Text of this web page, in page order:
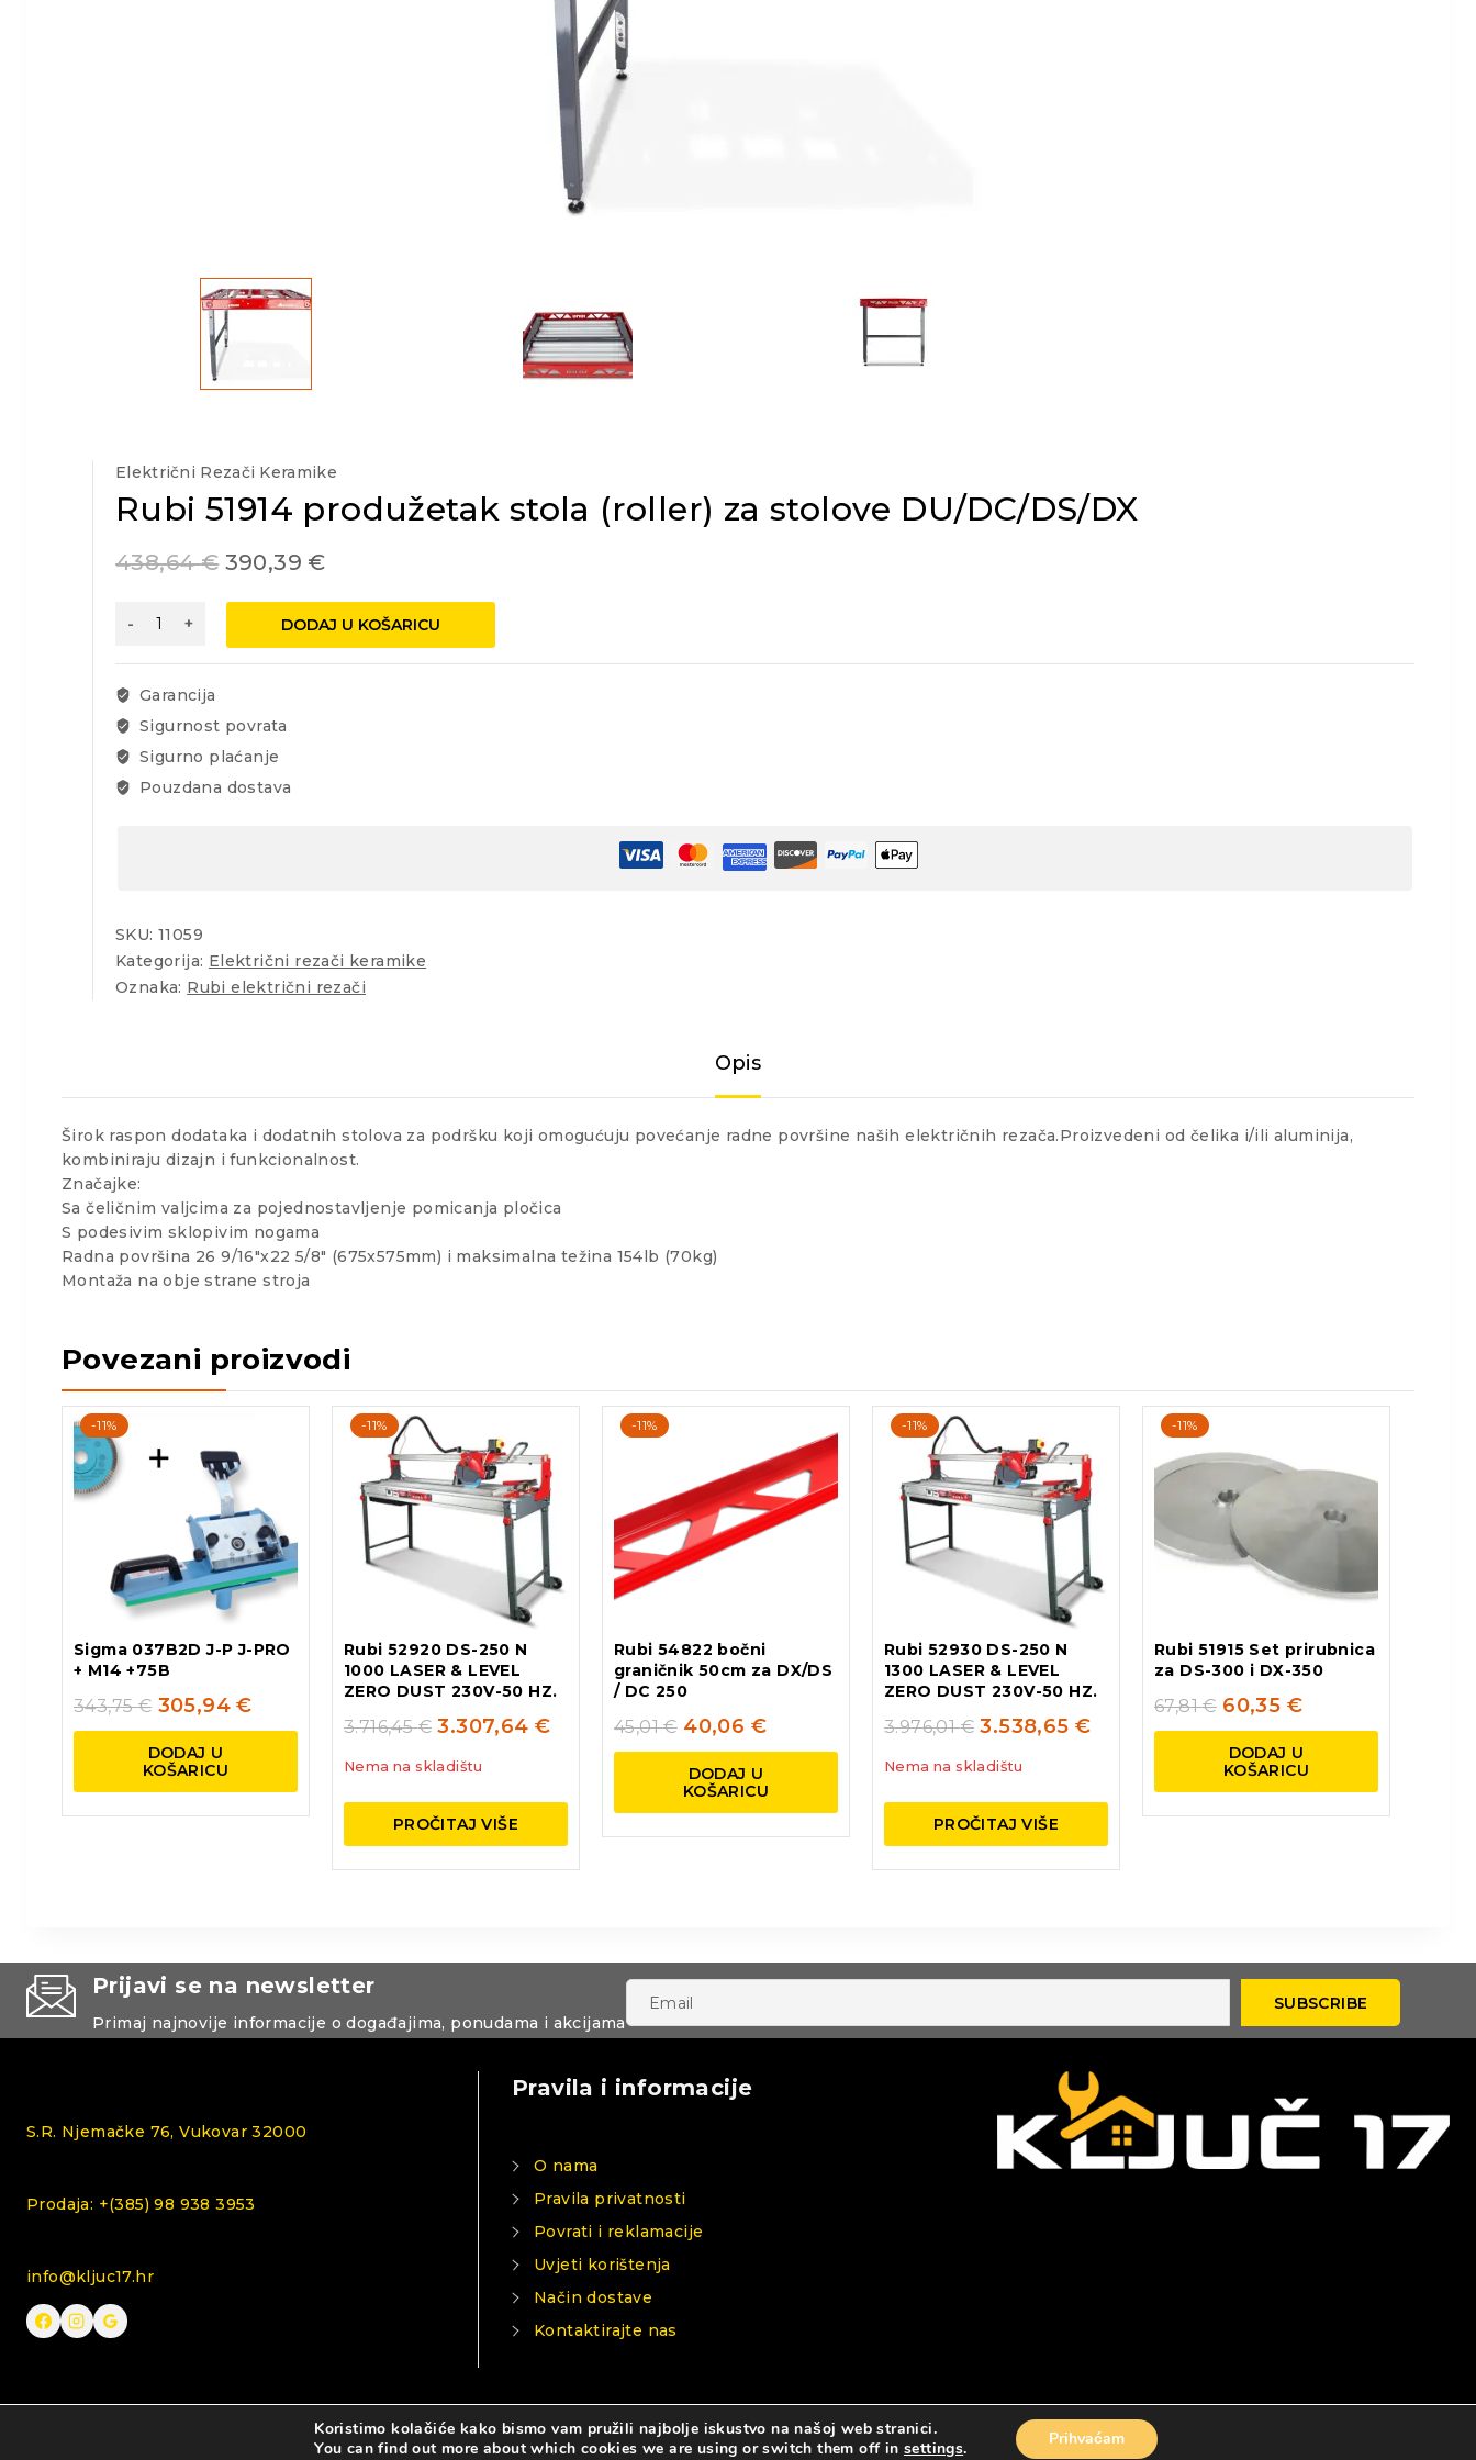
Električni Rezači Keramike
Rubi 51914 produžetak stola (roller) za stolove DU/DC/DS/DX
438,64€ 390,39 €
Rubi
produžetak
stola
(roller)
za
stolove
DU/DC/DS/DX
DODAJ U KOŠARICU
Garancija
Sigurnost povrata
Sigurno plaćanje
Pouzdana dostava
SKU: 11059
Kategorija: Električni rezači keramike
Oznaka: Rubi električni rezači
Opis
Širok raspon dodataka i dodatnih stolova za podršku koji omogućuju povećanje radne površine naših električnih rezača.Proizvedeni od čelika i/ili aluminija,
kombiniraju dizajn i funkcionalnost.
Značajke:
Sa čeličnim valjcima za pojednostavljenje pomicanja pločica
S podesivim sklopivim nogama
Radna površina 26 9/16″x22 5/8″ (675x575mm) i maksimalna težina 154lb (70kg)
Montaža na obje strane stroja
Povezani proizvodi
-11%
Sigma 037B2D J-P J-PRO
+ M14 +75B
343,75€ 305,94€
DODAJ U
KOŠARICU
-11%
Rubi 52920 DS-250 N
1000 LASER & LEVEL
ZERO DUST 230V-50 HZ.
3.716,45€ 3.307,64€
Nema na skladištu
PROČITAJ VIŠE
-11%
Rubi 54822 bočni
graničnik 50cm za DX/DS
/ DC 250
45,01€ 40,06 €
DODAJ U
KOŠARICU
-11%
Rubi 52930 DS-250 N
1300 LASER & LEVEL
ZERO DUST 230V-50 HZ.
3.976,01€ 3.538,65€
Nema na skladištu
PROČITAJ VIŠE
-11%
Rubi 51915 Set prirubnica
za DS-300 i DX-350
67,81€ 60,35 €
DODAJ U
KOŠARICU
Prijavi se na newsletter
Primaj najnovije informacije o događajima, ponudama i akcijama
S.R. Njemačke 76, Vukovar 32000
Prodaja: +(385) 98 938 3953
info@kljuc17.hr
Pravila i informacije
O nama
Pravila privatnosti
Povrati i reklamacije
Uvjeti korištenja
Način dostave
Kontaktirajte nas
Koristimo kolačiće kako bismo vam pružili najbolje iskustvo na našoj web stranici.
You can find out more about which cookies we are using or switch them off in settings. Prihvaćam